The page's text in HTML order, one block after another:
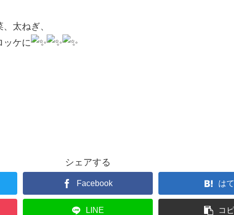
太ねぎ、
ッケに
シェアする
Facebook は
LINE コ